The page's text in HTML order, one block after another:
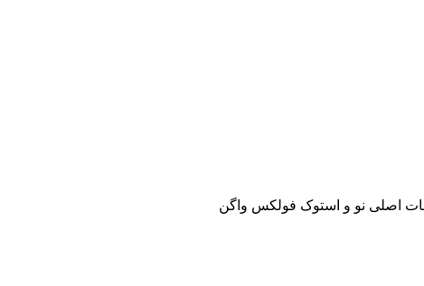
اصلی نو و استوک فولکس واگن